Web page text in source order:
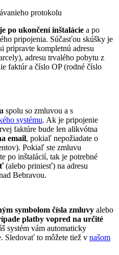
protokolu
po ukončení inštalácie a po
pripojenia. Súčasťou skúšky je
pripravte kompletnú adresu
adresu trvalého pobytu z
faktúr a číslo OP (rodné číslo
spolu so zmluvou a s
systému. Ak je pripojenie
faktúre bude len alikvótna
email, pokiaľ nepožiadate o
Pokiaľ ste zmluvu
po inštalácií, tak je potrebné
(alebo priniesť) na adresu
Bebravou.
symbolom čísla zmluvy alebo
platby vopred na určité
systém vám automaticky
Sledovať to môžete tiež v našom